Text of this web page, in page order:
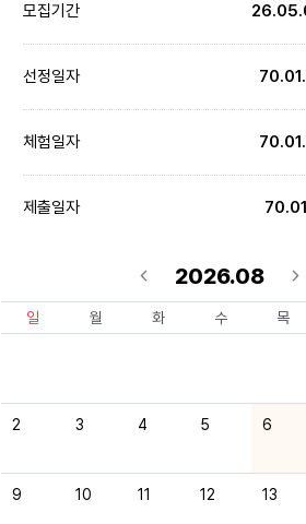
모집기간
선정일자
체험일자
제출일자
2026.08
일 월 화 수 목
2 3 4 5 6
9 10 11 12 13